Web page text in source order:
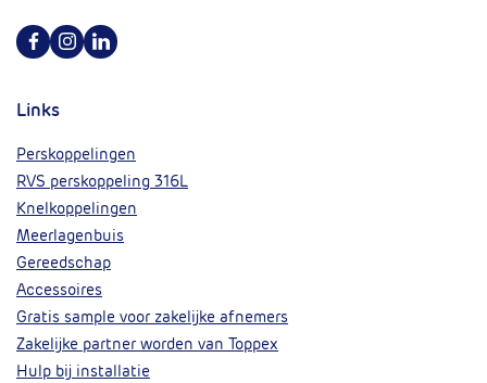
Volg ons op Facebook
Volg ons op Instagram
Volg ons op Linkedin
Links
Perskoppelingen
RVS perskoppeling 316L
Knelkoppelingen
Meerlagenbuis
Gereedschap
Accessoires
Gratis sample voor zakelijke afnemers
Zakelijke partner worden van Toppex
Hulp bij installatie